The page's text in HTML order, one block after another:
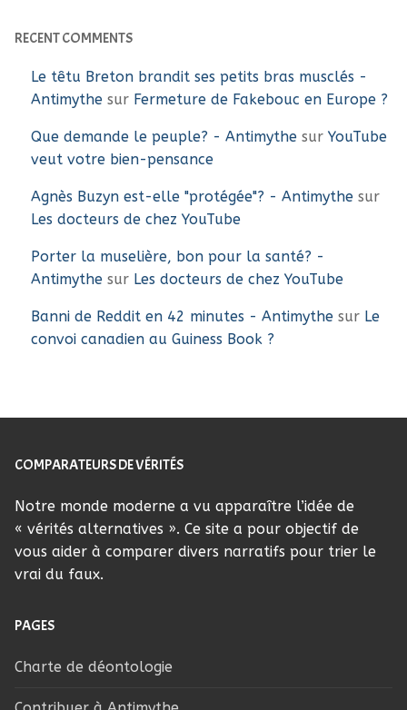
RECENT COMMENTS
Le têtu Breton brandit ses petits bras musclés -
Antimythe sur Fermeture de Fakebouc en Europe ?
Que demande le peuple? - Antimythe sur YouTube
veut votre bien-pensance
Agnès Buzyn est-elle "protégée"? - Antimythe sur
Les docteurs de chez YouTube
Porter la muselière, bon pour la santé? -
Antimythe sur Les docteurs de chez YouTube
Banni de Reddit en 42 minutes - Antimythe sur Le
convoi canadien au Guiness Book ?
COMPARATEURS DE VÉRITÉS
Notre monde moderne a vu apparaître l’idée de
« vérités alternatives ». Ce site a pour objectif de
vous aider à comparer divers narratifs pour trier le
vrai du faux.
PAGES
Charte de déontologie